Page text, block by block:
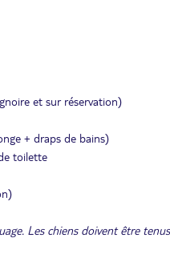
et sur réservation)
+ draps de bains)
toilette
Les chiens doivent être